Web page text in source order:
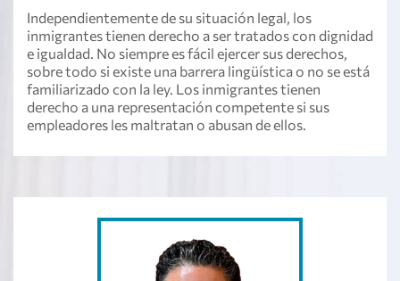
Independientemente de su situación legal, los
inmigrantes tienen derecho a ser tratados con dignidad
e igualdad. No siempre es fácil ejercer sus derechos,
sobre todo si existe una barrera lingüística o no se está
familiarizado con la ley. Los inmigrantes tienen
derecho a una representación competente si sus
empleadores les maltratan o abusan de ellos.